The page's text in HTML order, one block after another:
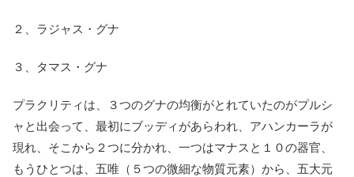
２、ラジャス・グナ
３、タマス・グナ
プラクリティは、３つのグナの均衡がとれていたのがプルシ
ャと出会って、最初にブッディがあらわれ、アハンカーラが
現れ、そこから２つに分かれ、一つはマナスと１０の器官、
もうひとつは、五唯（５つの微細な物質元素）から、五大元